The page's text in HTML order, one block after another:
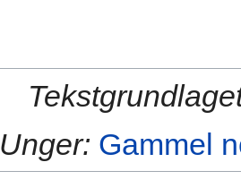
Unger: Gammel